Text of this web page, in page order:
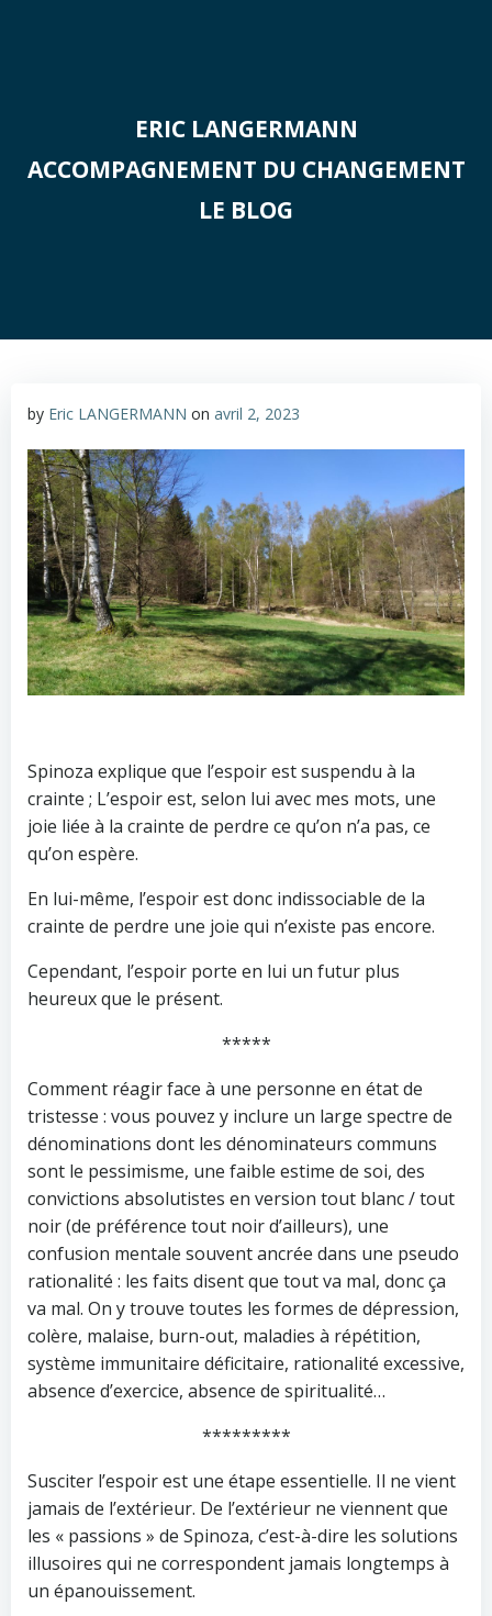
ERIC LANGERMANN
ACCOMPAGNEMENT DU CHANGEMENT
LE BLOG
by Eric LANGERMANN on avril 2, 2023
Spinoza explique que l’espoir est suspendu à la
crainte ; L’espoir est, selon lui avec mes mots, une
joie liée à la crainte de perdre ce qu’on n’a pas, ce
qu’on espère.
En lui-même, l’espoir est donc indissociable de la
crainte de perdre une joie qui n’existe pas encore.
Cependant, l’espoir porte en lui un futur plus
heureux que le présent.
*****
Comment réagir face à une personne en état de
tristesse : vous pouvez y inclure un large spectre de
dénominations dont les dénominateurs communs
sont le pessimisme, une faible estime de soi, des
convictions absolutistes en version tout blanc / tout
noir (de préférence tout noir d’ailleurs), une
confusion mentale souvent ancrée dans une pseudo
rationalité : les faits disent que tout va mal, donc ça
va mal. On y trouve toutes les formes de dépression,
colère, malaise, burn-out, maladies à répétition,
système immunitaire déficitaire, rationalité excessive,
absence d’exercice, absence de spiritualité…
*********
Susciter l’espoir est une étape essentielle. Il ne vient
jamais de l’extérieur. De l’extérieur ne viennent que
les « passions » de Spinoza, c’est-à-dire les solutions
illusoires qui ne correspondent jamais longtemps à
un épanouissement.